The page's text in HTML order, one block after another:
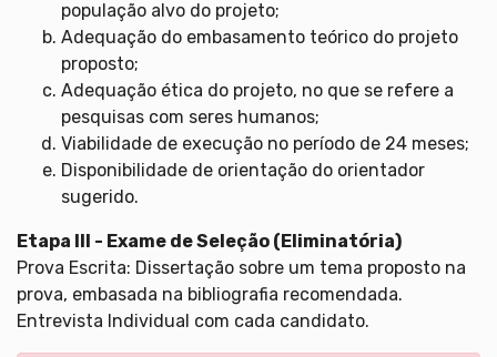
população alvo do projeto;
Adequação do embasamento teórico do projeto
proposto;
Adequação ética do projeto, no que se refere a
pesquisas com seres humanos;
Viabilidade de execução no período de 24 meses;
Disponibilidade de orientação do orientador
sugerido.
Etapa III - Exame de Seleção (Eliminatória)
Prova Escrita: Dissertação sobre um tema proposto na
prova, embasada na bibliografia recomendada.
Entrevista Individual com cada candidato.